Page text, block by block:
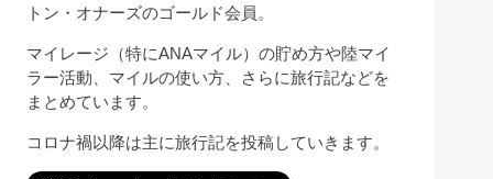
トン・オナーズのゴールド会員。
マイレージ（特にANAマイル）の貯め方や陸マイ
ラー活動、マイルの使い方、さらに旅行記などを
まとめています。
コロナ禍以降は主に旅行記を投稿していきます。